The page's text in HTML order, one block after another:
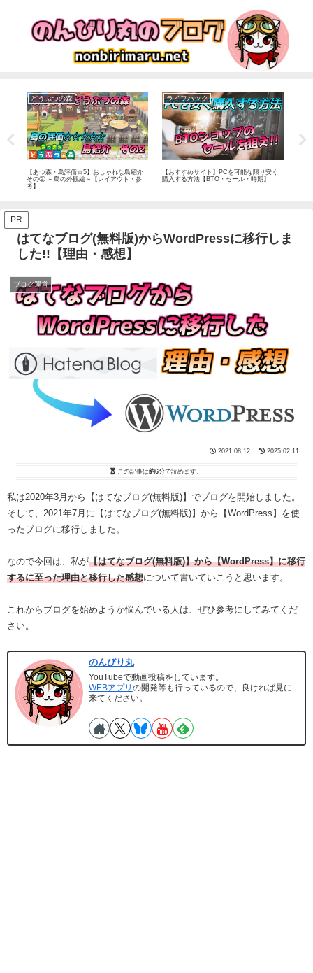
どうぶつの森
【あつ森・島評価☆5】おしゃれな島紹介
その② ～島の外観編～【レイアウト・参
考】
ライフハック
【おすすめサイト】PCを可能な限り安く
購入する方法【BTO・セール・時期】
PR
はてなブログ(無料版)からWordPressに移行しま
した!!【理由・感想】
ブログ運営
2021.08.12 2025.02.11
この記事は約6分で読めます。
私は2020年3月から【はてなブログ(無料版)】でブログを開始しました。
そして、2021年7月に【はてなブログ(無料版)】から【WordPress】を使
ったブログに移行しました。
なので今回は、私が【はてなブログ(無料版)】から【WordPress】に移行
するに至った理由と移行した感想について書いていこうと思います。
これからブログを始めようか悩んでいる人は、ぜひ参考にしてみてくだ
さい。
のんびり丸
YouTubeで動画投稿をしています。
WEBアプリ の開発等も行っているので、良ければ見に
来てください。